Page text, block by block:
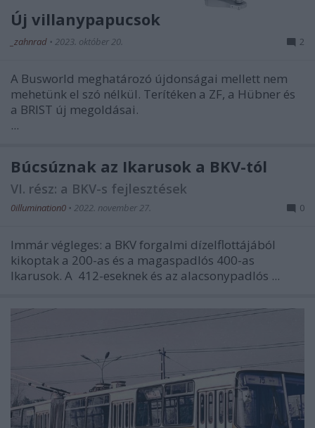
Új villanypapucsok
_zahnrad • 2023. október 20. 2
A Busworld meghatározó újdonságai mellett nem
mehetünk el szó nélkül. Terítéken a ZF, a Hübner és
a BRIST új megoldásai.
...
Búcsúznak az Ikarusok a BKV-tól
VI. rész: a BKV-s fejlesztések
0illumination0 • 2022. november 27. 0
Immár végleges: a BKV forgalmi dízelflottájából
kikoptak a 200-as és a magaspadlós 400-as
Ikarusok. A 412-eseknek és az alacsonypadlós ...